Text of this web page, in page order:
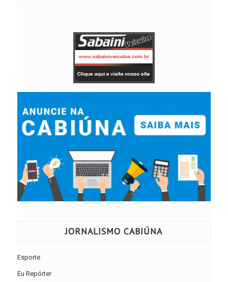
JORNALISMO CABIÚNA
Esporte
Eu Repórter